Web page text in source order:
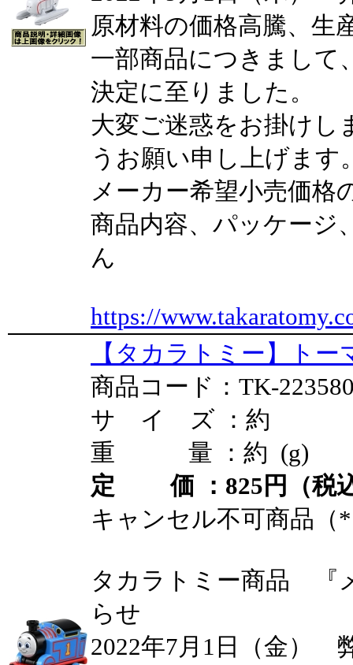
原材料の価格高騰、生
一部商品につきまして
決定に至りました。
大変ご迷惑をお掛けし
うお願い申し上げます
メーカー希望小売価格
商品内容、パッケージ
ん
https://
【タカラトミー】ト
商品コード：TK-
サ イ ズ ：約
重 量 ：約 (g)
定 価 ：825円（税
キャンセル不可商品（
タカラトミー商品 『
らせ
2022年7月1日（金）